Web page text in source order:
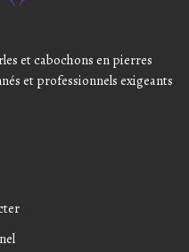
et cabochons en pierres
et professionnels exigeants